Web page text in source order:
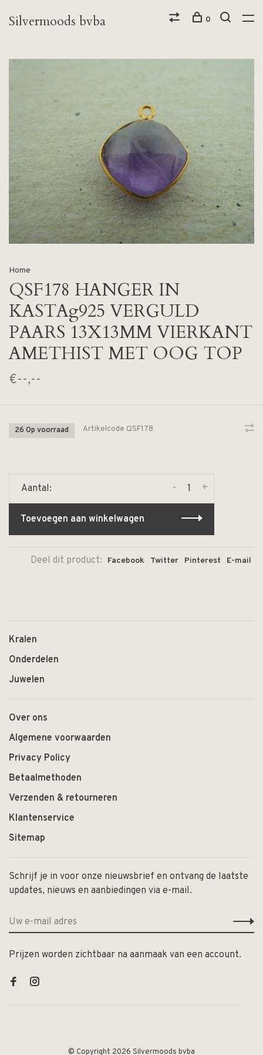
Silvermoods bvba 0
Home
QSF178 HANGER IN
KASTAg925 VERGULD
PAARS 13X13MM VIERKANT
AMETHIST MET OOG TOP
€--,--
26 Op voorraad Artikelcode QSF178
Aantal: +
-
Toevoegen aan winkelwagen
Deel dit product: Facebook Twitter Pinterest E-mail
Kralen
Onderdelen
Juwelen
Over ons
Algemene voorwaarden
Privacy Policy
Betaalmethoden
Verzenden & retourneren
Klantenservice
Sitemap
Schrijf je in voor onze nieuwsbrief en ontvang de laatste
updates, nieuws en aanbiedingen via e-mail.
Prijzen worden zichtbaar na aanmaak van een account.
© Copyright 2026 Silvermoods bvba